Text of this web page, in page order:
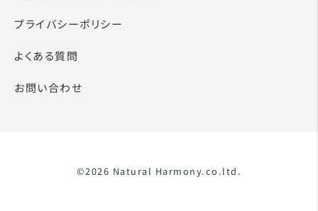
プライバシーポリシー
よくある質問
お問い合わせ
©2026 Natural Harmony.co.ltd.